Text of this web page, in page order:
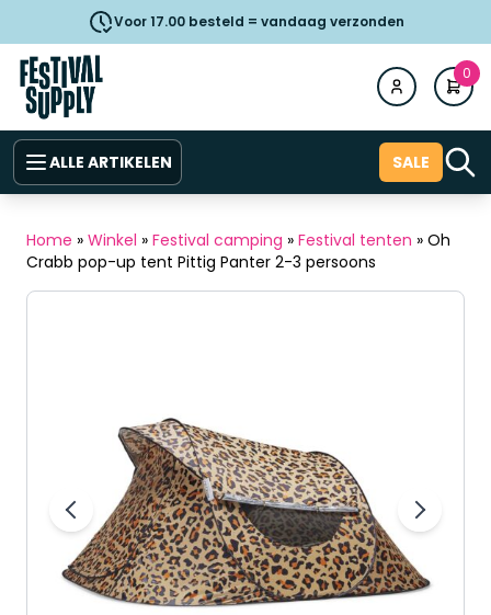
Voor 17.00 besteld = vandaag verzonden
0
ALLE ARTIKELEN SALE
Home » Winkel » Festival camping » Festival tenten » Oh
Crabb pop-up tent Pittig Panter 2-3 persoons